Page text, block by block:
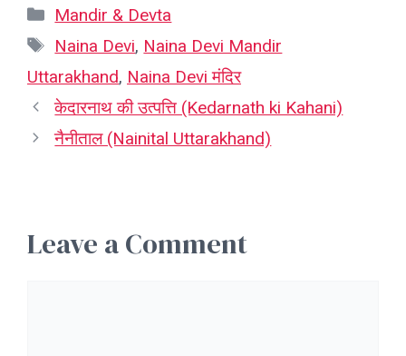
Categories
Mandir & Devta
Tags
Naina Devi, Naina Devi Mandir
Uttarakhand, Naina Devi मंदिर
केदारनाथ की उत्पत्ति (Kedarnath ki Kahani)
नैनीताल (Nainital Uttarakhand)
Leave a Comment